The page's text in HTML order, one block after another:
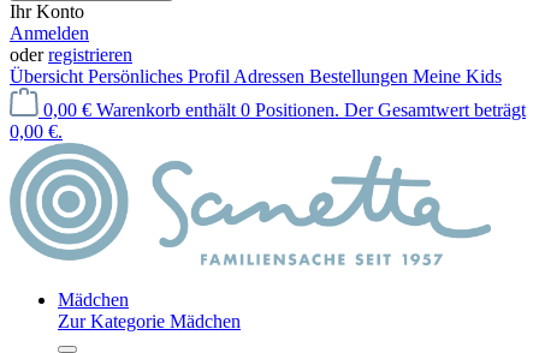
Ihr Konto
Anmelden
oderregistrieren
Übersicht Persönliches Profil Adressen Bestellungen Meine Kids
0,00 € Warenkorb enthält 0 Positionen. Der Gesamtwert beträgt
0,00 €.
Mädchen
Zur Kategorie Mädchen